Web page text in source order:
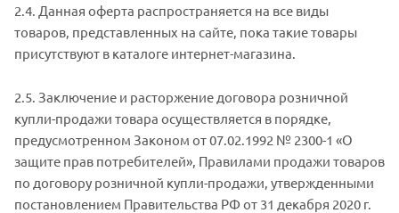
2.4. Данная оферта распространяется на все виды
товаров, представленных на сайте, пока такие товары
присутствуют в каталоге интернет-магазина.
2.5. Заключение и расторжение договора розничной
купли-продажи товара осуществляется в порядке,
предусмотренном Законом от 07.02.1992 № 2300-1 «О
защите прав потребителей», Правилами продажи товаров
по договору розничной купли-продажи, утвержденными
постановлением Правительства РФ от 31 декабря 2020 г.